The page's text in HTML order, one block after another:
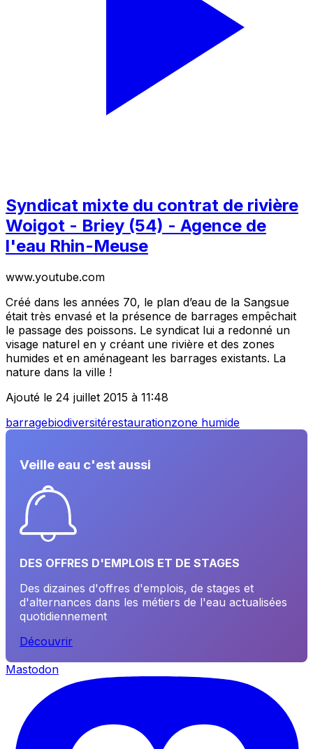
Syndicat mixte du contrat de rivière
Woigot - Briey (54) - Agence de
l'eau Rhin-Meuse
www.youtube.com
Créé dans les années 70, le plan d’eau de la Sangsue
était très envasé et la présence de barrages empêchait
le passage des poissons. Le syndicat lui a redonné un
visage naturel en y créant une rivière et des zones
humides et en aménageant les barrages existants. La
nature dans la ville !
Ajouté le 24 juillet 2015 à 11:48
barragebiodiversitérestaurationzone humide
Veille eau c'est aussi
DES OFFRES D'EMPLOIS ET DE STAGES
Des dizaines d'offres d'emplois, de stages et
d'alternances dans les métiers de l'eau actualisées
quotidiennement
Découvrir
Mastodon